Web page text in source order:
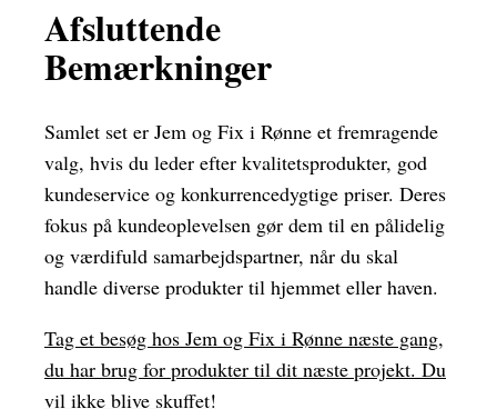
Afsluttende
Bemærkninger
Samlet set er Jem og Fix i Rønne et fremragende
valg, hvis du leder efter kvalitetsprodukter, god
kundeservice og konkurrencedygtige priser. Deres
fokus på kundeoplevelsen gør dem til en pålidelig
og værdifuld samarbejdspartner, når du skal
handle diverse produkter til hjemmet eller haven.
Tag et besøg hos Jem og Fix i Rønne næste gang,
du har brug for produkter til dit næste projekt. Du
vil ikke blive skuffet!